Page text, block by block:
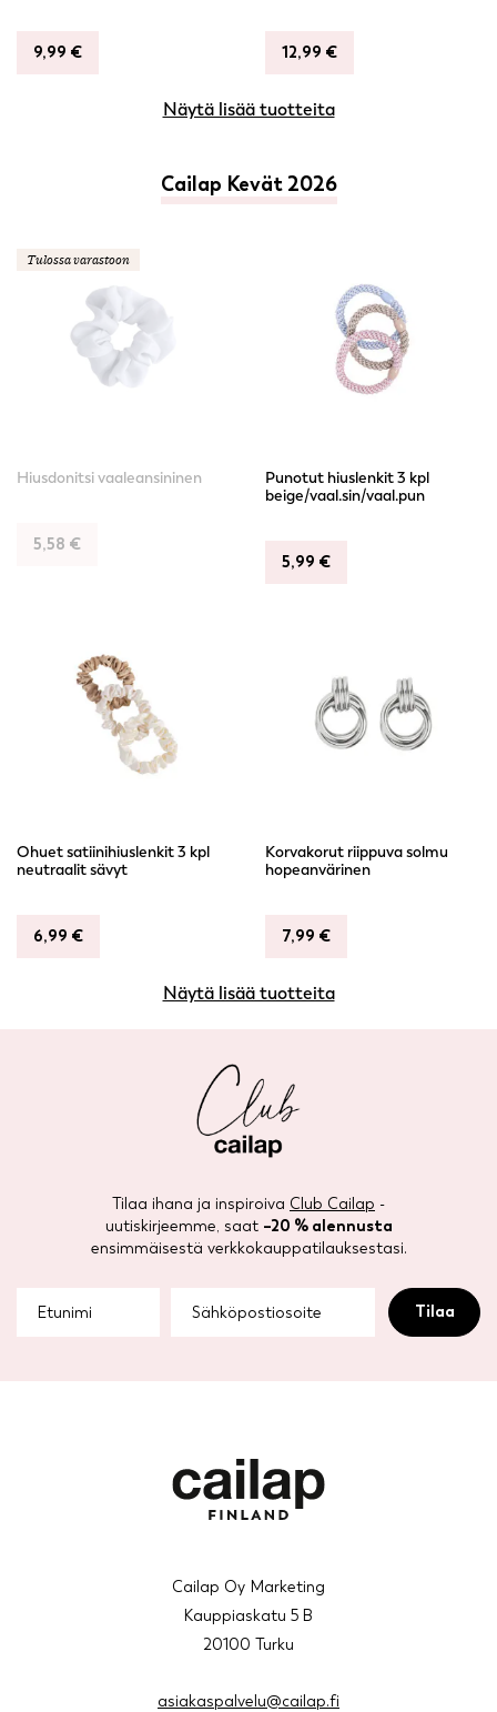
9,99 € 12,99 €
Näytä lisää tuotteita
Cailap Kevät 2026
Tulossa varastoon
Hiusdonitsi vaaleansininen
5,58 €
Punotut hiuslenkit 3 kpl
beige/vaal.sin/vaal.pun
5,99 €
Ohuet satiinihiuslenkit 3 kpl
neutraalit sävyt
6,99 €
Korvakorut riippuva solmu
hopeanvärinen
7,99 €
Näytä lisää tuotteita
Tilaa ihana ja inspiroiva Club Cailap -
uutiskirjeemme, saat –20 % alennusta
ensimmäisestä verkkokauppatilauksestasi.
Cailap Oy Marketing
Kauppiaskatu 5 B
20100 Turku
asiakaspalvelu@cailap.fi